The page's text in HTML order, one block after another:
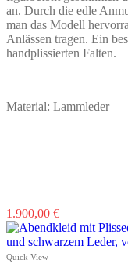
werden
an. Durch die edle
man das Modell
Anlässen tragen. Ein
handplissierten Falten.
Material: Lammleder
1.900,00 €Dieses
Produkt
weist
Quick View